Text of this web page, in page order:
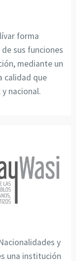
forma
sus funciones
mediante un
calidad que
nacional.
y
una institución